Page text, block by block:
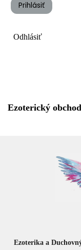
Prihlásiť
Odhlásiť
Ezoterický
Ezoterika a